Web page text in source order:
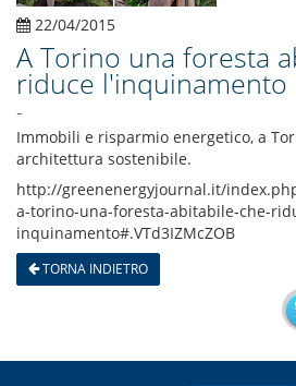
22/04/2015
A Torino una foresta
riduce l'inquinamento
-
Immobili e risparmio energetico, a
architettura sostenibile.
http://greenenergyjournal.it/
a-torino-una-foresta-abitabile-che-
inquinamento#.VTd3IZMcZOB
TORNA INDIETRO